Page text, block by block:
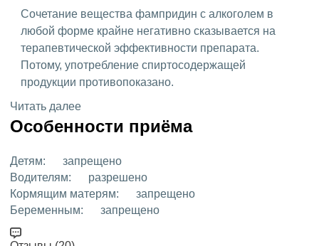
Сочетание вещества фампридин с алкоголем в
любой форме крайне негативно сказывается на
терапевтической эффективности препарата.
Потому, употребление спиртосодержащей
продукции противопоказано.
Читать далее
Особенности приёма
Детям:
запрещено
Водителям:
разрешено
Кормящим матерям:
запрещено
Беременным:
запрещено